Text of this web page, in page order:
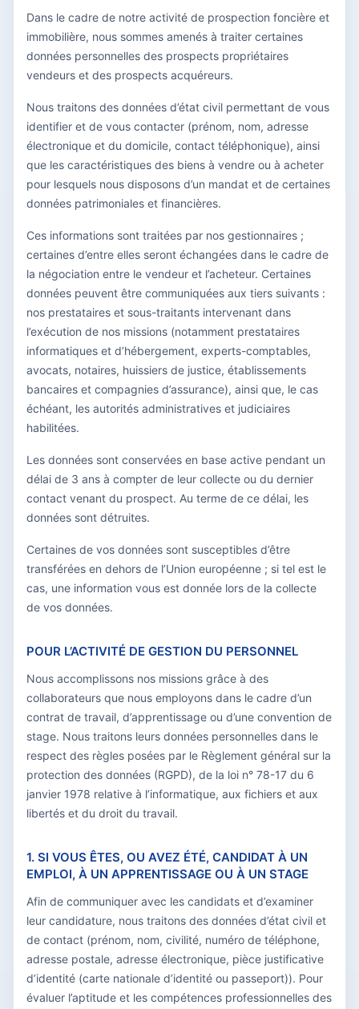
Dans le cadre de notre activité de prospection foncière et
immobilière, nous sommes amenés à traiter certaines
données personnelles des prospects propriétaires
vendeurs et des prospects acquéreurs.
Nous traitons des données d’état civil permettant de vous
identifier et de vous contacter (prénom, nom, adresse
électronique et du domicile, contact téléphonique), ainsi
que les caractéristiques des biens à vendre ou à acheter
pour lesquels nous disposons d’un mandat et de certaines
données patrimoniales et financières.
Ces informations sont traitées par nos gestionnaires ;
certaines d’entre elles seront échangées dans le cadre de
la négociation entre le vendeur et l’acheteur. Certaines
données peuvent être communiquées aux tiers suivants :
nos prestataires et sous-traitants intervenant dans
l’exécution de nos missions (notamment prestataires
informatiques et d’hébergement, experts-comptables,
avocats, notaires, huissiers de justice, établissements
bancaires et compagnies d’assurance), ainsi que, le cas
échéant, les autorités administratives et judiciaires
habilitées.
Les données sont conservées en base active pendant un
délai de 3 ans à compter de leur collecte ou du dernier
contact venant du prospect. Au terme de ce délai, les
données sont détruites.
Certaines de vos données sont susceptibles d’être
transférées en dehors de l’Union européenne ; si tel est le
cas, une information vous est donnée lors de la collecte
de vos données.
POUR L’ACTIVITÉ DE GESTION DU PERSONNEL
Nous accomplissons nos missions grâce à des
collaborateurs que nous employons dans le cadre d’un
contrat de travail, d’apprentissage ou d’une convention de
stage. Nous traitons leurs données personnelles dans le
respect des règles posées par le Règlement général sur la
protection des données (RGPD), de la loi n° 78-17 du 6
janvier 1978 relative à l’informatique, aux fichiers et aux
libertés et du droit du travail.
1. SI VOUS ÊTES, OU AVEZ ÉTÉ, CANDIDAT À UN
EMPLOI, À UN APPRENTISSAGE OU À UN STAGE
Afin de communiquer avec les candidats et d’examiner
leur candidature, nous traitons des données d’état civil et
de contact (prénom, nom, civilité, numéro de téléphone,
adresse postale, adresse électronique, pièce justificative
d’identité (carte nationale d’identité ou passeport)). Pour
évaluer l’aptitude et les compétences professionnelles des